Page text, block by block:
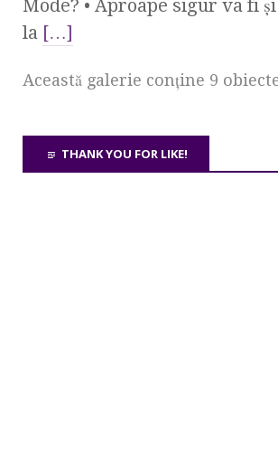
Mode? • Aproape sigur va fi
la […]
Această galerie conţine 9
THANK YOU FOR LIKE!